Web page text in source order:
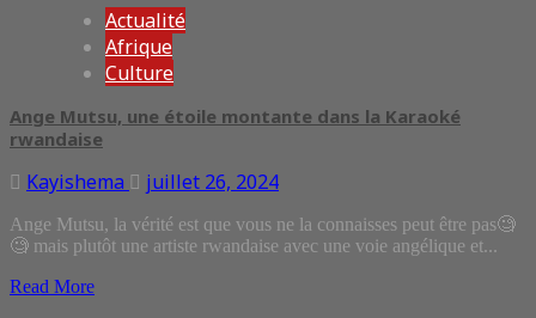
Actualité
Afrique
Culture
Ange Mutsu, une étoile montante dans la Karaoké
rwandaise
Kayishema juillet 26, 2024
Ange Mutsu, la vérité est que vous ne la connaisses peut être pas🧐
🧐 mais plutôt une artiste rwandaise avec une voie angélique et...
Read More